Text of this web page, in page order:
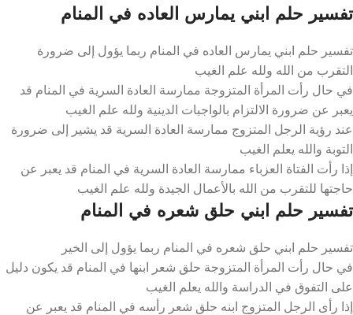
تفسير حلم ابني يمارس العاده في المنام
تفسير حلم ابني يمارس العاده في المنام ربما يؤول إلى ضرورة
التقرب من الله ولله علم الغيب
في حال رأت المرأة المتزوجة ممارسة العادة السرية في المنام قد
يعبر عن ضرورة الالتزام بالواجبات الدينية ولله علم الغيب
عند رؤية الرجل المتزوج ممارسة العادة السرية قد يشير إلى ضرورة
التوبة والله يعلم الغيب
إذا رأت الفتاة العزباء ممارسة العادة السرية في المنام قد يعبر عن
حاجتها للتقرب من الله بالأعمال الجيدة ولله علم الغيب
تفسير حلم ابني حلق شعره في المنام
تفسير حلم ابني حلق شعره في المنام ربما يؤول إلى الخير
في حال رأت المرأة المتزوجة حلق شعر ابنها في المنام قد يكون دليل
على التفوق في الدراسة والله يعلم الغيب
إذا رأى الرجل المتزوج ابنه حلق شعر رأسه في المنام قد يعبر عن